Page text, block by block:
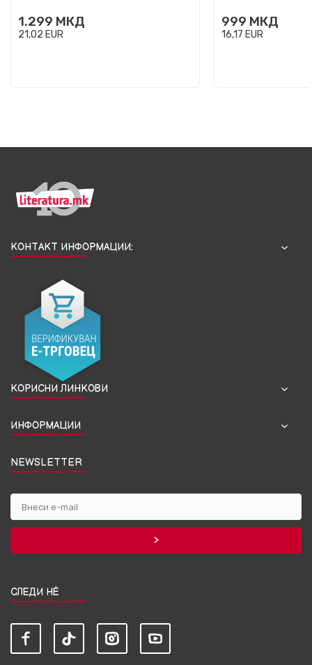
1.299 МКД
21,02 EUR
999 МКД
16,17 EUR
КОНТАКТ ИНФОРМАЦИИ:
КОРИСНИ ЛИНКОВИ
ИНФОРМАЦИИ
NEWSLETTER
СЛЕДИ НЀ